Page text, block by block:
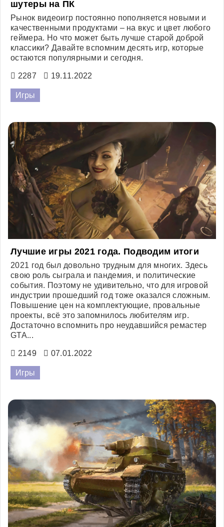
шутеры на ПК
Рынок видеоигр постоянно пополняется новыми и
качественными продуктами – на вкус и цвет любого
геймера. Но что может быть лучше старой доброй
классики? Давайте вспомним десять игр, которые
остаются популярными и сегодня.
2287 19.11.2022
Игры
Лучшие игры 2021 года. Подводим итоги
2021 год был довольно трудным для многих. Здесь
свою роль сыграла и пандемия, и политические
события. Поэтому не удивительно, что для игровой
индустрии прошедший год тоже оказался сложным.
Повышение цен на комплектующие, провальные
проекты, всё это запомнилось любителям игр.
Достаточно вспомнить про неудавшийся ремастер
GTA...
2149 07.01.2022
Игры